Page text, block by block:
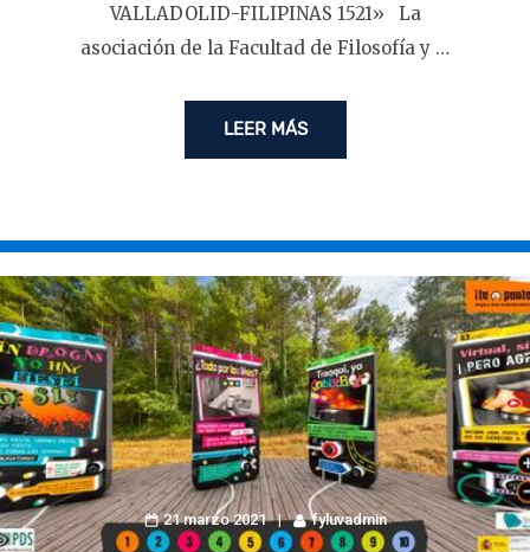
VALLADOLID-FILIPINAS 1521» La
asociación de la Facultad de Filosofía y …
LEER MÁS
21 marzo 2021 fyluvadmin